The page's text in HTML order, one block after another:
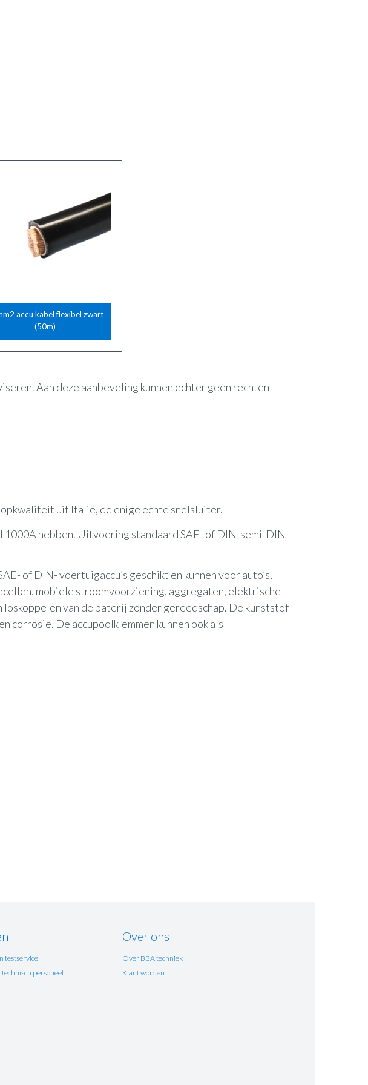
accu kabel flexibel zwart
(50m)
Aan deze aanbeveling kunnen echter geen rechten
uit Italië, de enige echte snelsluiter.
1000A hebben. Uitvoering standaard SAE- of DIN-semi-DIN
of DIN- voertuigaccu’s geschikt en kunnen voor auto’s,
mobiele stroomvoorziening, aggregaten, elektrische
van de baterij zonder gereedschap. De kunststof
corrosie. De accupoolklemmen kunnen ook als
testservice
personeel
Over ons
Over BBA techniek
Klant worden